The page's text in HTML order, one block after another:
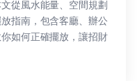
從風水能量、空間規劃
指南，包含客廳、辦公
如何正確擺放，讓招財